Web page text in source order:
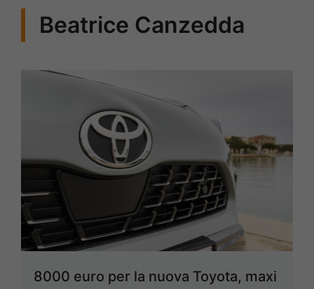
Beatrice Canzedda
8000 euro per la nuova Toyota, maxi